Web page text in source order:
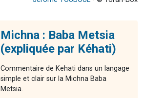
Michna : Baba Metsia
(expliquée par Kéhati)
Commentaire de Kehati dans un langage
simple et clair sur la Michna Baba
Metsia.